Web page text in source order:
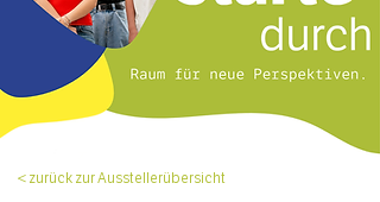
< zurück zur Ausstellerübersicht